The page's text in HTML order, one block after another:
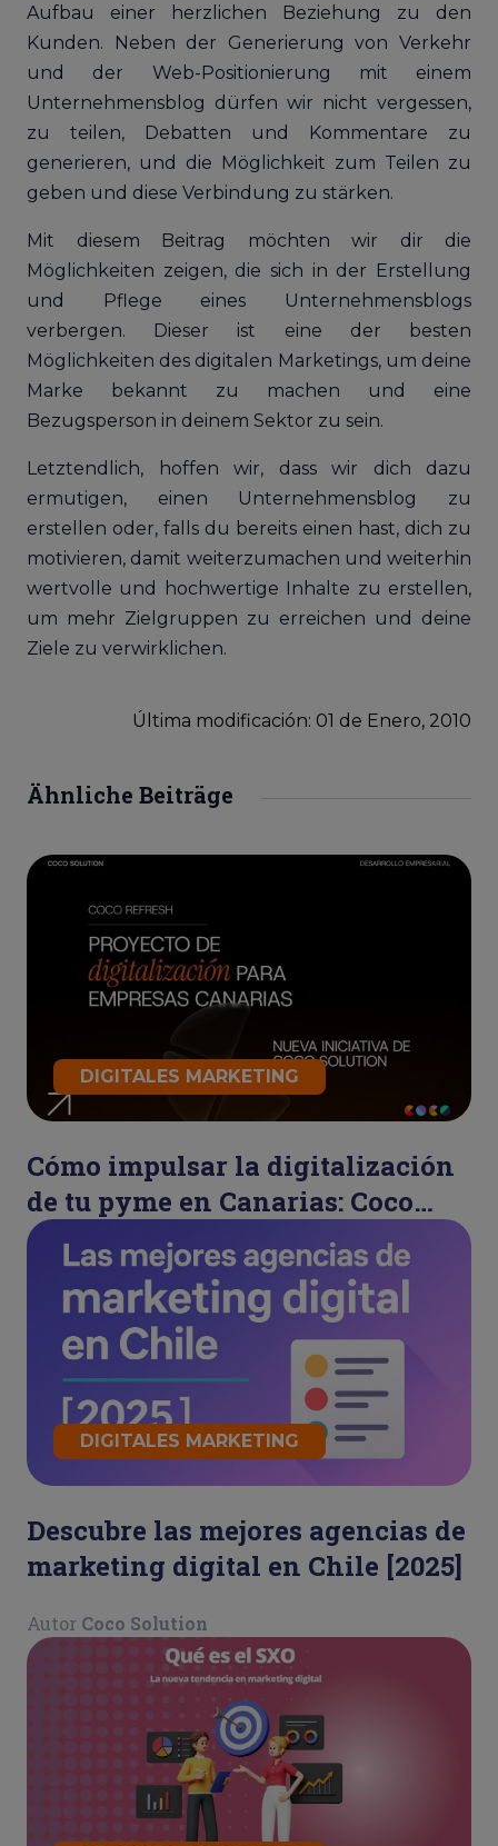
Aufbau einer herzlichen Beziehung zu den
Kunden. Neben der Generierung von Verkehr
und der Web-Positionierung mit einem
Unternehmensblog dürfen wir nicht vergessen,
zu teilen, Debatten und Kommentare zu
generieren, und die Möglichkeit zum Teilen zu
geben und diese Verbindung zu stärken.
Mit diesem Beitrag möchten wir dir die
Möglichkeiten zeigen, die sich in der Erstellung
und Pflege eines Unternehmensblogs
verbergen. Dieser ist eine der besten
Möglichkeiten des digitalen Marketings, um deine
Marke bekannt zu machen und eine
Bezugsperson in deinem Sektor zu sein.
Letztendlich, hoffen wir, dass wir dich dazu
ermutigen, einen Unternehmensblog zu
erstellen oder, falls du bereits einen hast, dich zu
motivieren, damit weiterzumachen und weiterhin
wertvolle und hochwertige Inhalte zu erstellen,
um mehr Zielgruppen zu erreichen und deine
Ziele zu verwirklichen.
Última modificación: 01 de Enero, 2010
Ähnliche Beiträge
DIGITALES MARKETING
Cómo impulsar la digitalización
de tu pyme en Canarias: Coco
Refresh
DIGITALES MARKETING
Descubre las mejores agencias de
marketing digital en Chile [2025]
Autor Coco Solution